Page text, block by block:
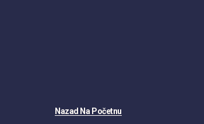
Nazad Na Početnu